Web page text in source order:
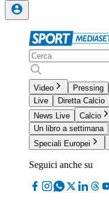
Video Pressing
Live
Diretta Calcio
News Live
Calcio
Un libro a settimana
Speciali Europei
Seguici anche su